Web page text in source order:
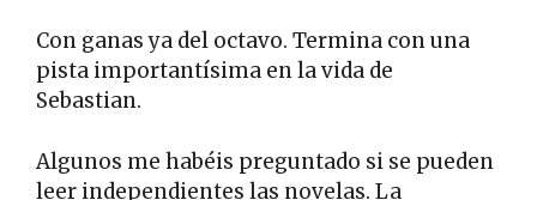
Con ganas ya del octavo. Termina con una
pista importantísima en la vida de
Sebastian.
Algunos me habéis preguntado si se pueden
leer independientes las novelas. La